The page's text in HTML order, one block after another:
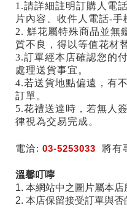
1.請詳細註明訂購人電
片內容、收件人電話-手
2. 鮮花屬特殊商品並無
質不良，得以等值花材
3.訂單經本店確認您的
處理送貨事宜。
4.若送貨地點偏遠，有
訂單。
5.花禮送達時，若無人
律視為交易完成。
電洽:03-5253033 將有
溫馨叮嚀
1. 本網站中之圖片屬本
2. 本店保留接受訂單與否